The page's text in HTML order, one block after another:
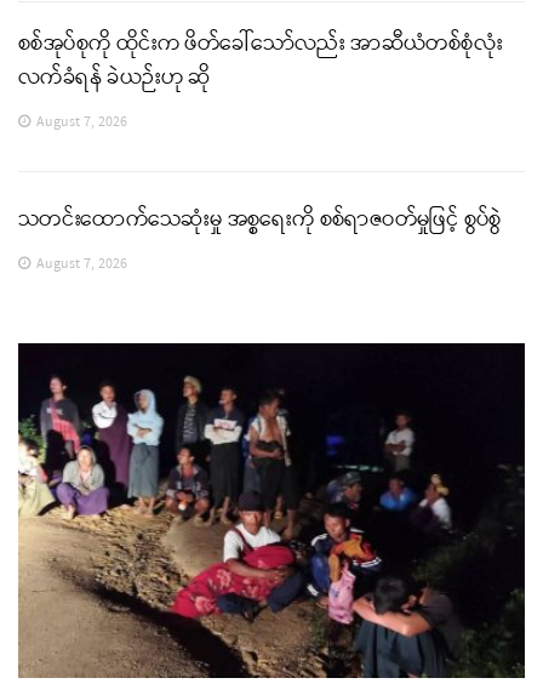
စစ်အုပ်စုကို ထိုင်းက ဖိတ်ခေါ်သော်လည်း အာဆီယံတစ်စုံလုံး
လက်ခံရန် ခဲယဉ်းဟု ဆို
August 7, 2026
သတင်းထောက်သေဆုံးမှု အစ္စရေးကို စစ်ရာဇဝတ်မှုဖြင့် စွပ်စွဲ
August 7, 2026